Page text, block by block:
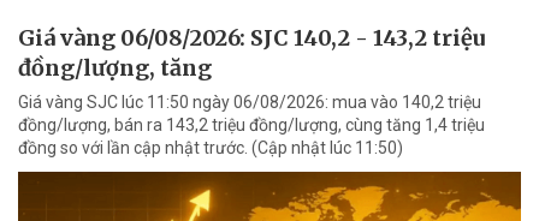
Giá vàng 06/08/2026: SJC 140,2 - 143,2 triệu
đồng/lượng, tăng
Giá vàng SJC lúc 11:50 ngày 06/08/2026: mua vào 140,2 triệu
đồng/lượng, bán ra 143,2 triệu đồng/lượng, cùng tăng 1,4 triệu
đồng so với lần cập nhật trước. (Cập nhật lúc 11:50)